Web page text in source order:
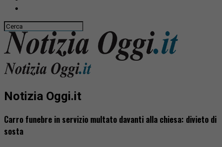
Notizia Oggi.it
Carro funebre in servizio multato davanti alla chiesa: divieto di
sosta